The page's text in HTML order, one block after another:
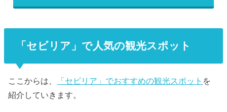
「セビリア」で人気の観光スポット
ここからは、 「セビリア」でおすすめの観光スポット を
紹介していきます。